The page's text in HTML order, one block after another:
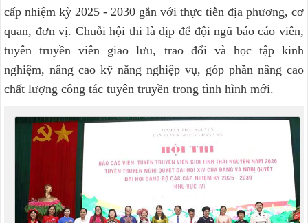
cấp nhiệm kỳ 2025 - 2030 gắn với thực tiễn địa phương, cơ
quan, đơn vị. Chuỗi hội thi là dịp để đội ngũ báo cáo viên,
tuyên truyền viên giao lưu, trao đổi và học tập kinh
nghiệm, nâng cao kỹ năng nghiệp vụ, góp phần nâng cao
chất lượng công tác tuyên truyền trong tình hình mới.